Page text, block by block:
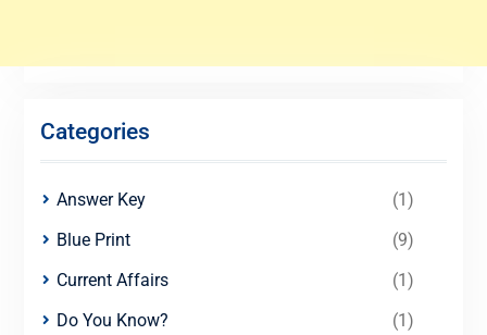
Categories
Answer Key
(1)
Blue Print
(9)
Current Affairs
(1)
Do You Know?
(1)